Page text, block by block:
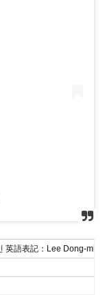
英語表記：Lee Dong-min